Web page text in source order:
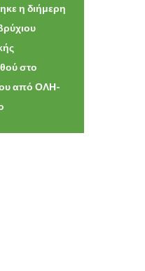
η διήμερη
στο
από ΟΛΗ-